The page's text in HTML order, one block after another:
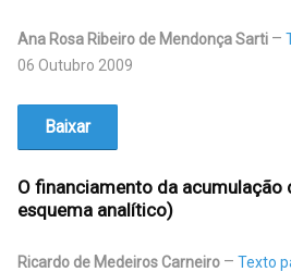
Ana Rosa Ribeiro de Mendonça Sarti
06 Outubro 2009
Baixar
O financiamento da acumulação
esquema analítico)
Ricardo de Medeiros Carneiro
Texto